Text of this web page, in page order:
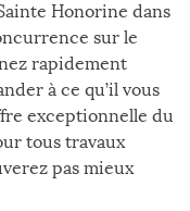
Honorine dans
sur le
rapidement
à ce qu’il vous
exceptionnelle du
tous travaux
pas mieux